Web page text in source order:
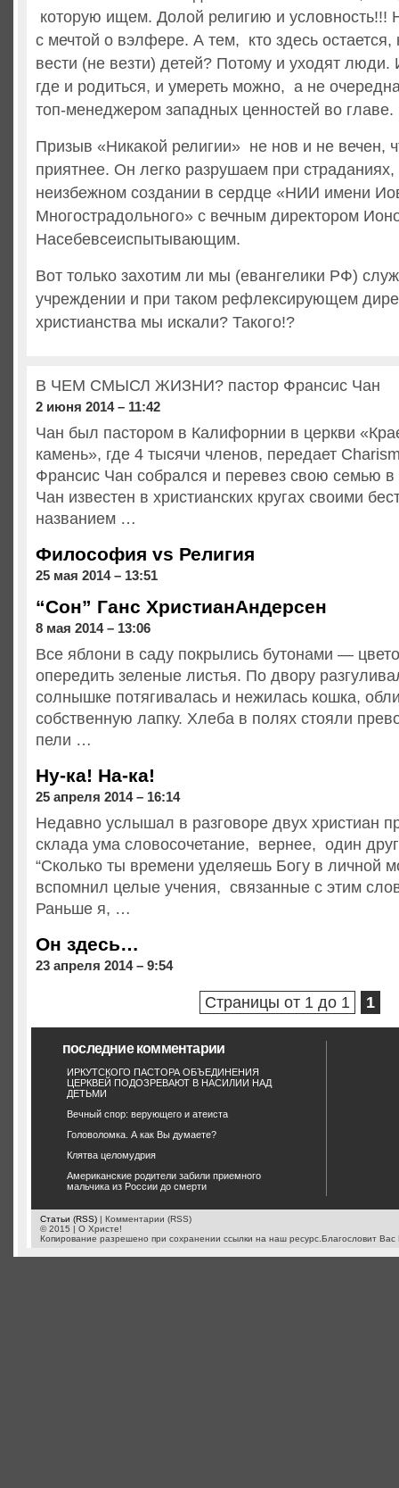
которую ищем. Долой религию и условность!!!
с мечтой о вэлфере. А тем, кто здесь остается,
вести (не везти) детей? Потому и уходят
где и родиться, и умереть можно, а не
топ-менеджером западных ценностей во главе.
Призыв «Никакой религии» не нов и не вечен,
приятнее. Он легко разрушаем при
неизбежном создании в сердце «НИИ имени
Многострадольного» с вечным директором
Насебевсеиспытывающим.
Вот только захотим ли мы (евангелики РФ)
учреждении и при таком рефлексирующем
христианства мы искали? Такого!?
В ЧЕМ СМЫСЛ ЖИЗНИ? пастор Франсис Чан
2 июня 2014 – 11:42
Чан был пастором в Калифорнии в церкви
камень», где 4 тысячи членов, передает
Франсис Чан собрался и перевез свою семью
Чан известен в христианских кругах своими
названием …
Философия vs Религия
25 мая 2014 – 13:51
“Сон” Ганс ХристианАндерсен
8 мая 2014 – 13:06
Все яблони в саду покрылись бутонами —
опередить зеленые листья. По двору
солнышке потягивалась и нежилась кошка,
собственную лапку. Хлеба в полях стояли
пели …
Ну-ка! На-ка!
25 апреля 2014 – 16:14
Недавно услышал в разговоре двух христиан
склада ума словосочетание, вернее, один
“Сколько ты времени уделяешь Богу в личной
вспомнил целые учения, связанные с этим
Раньше я, …
Он здесь…
23 апреля 2014 – 9:54
Страницы от 1 до 1 1
последние комментарии
ИРКУТСКОГО ПАСТОРА ОБЪЕДИНЕНИЯ
ЦЕРКВЕЙ ПОДОЗРЕВАЮТ В НАСИЛИИ НАД
ДЕТЬМИ
Вечный спор: верующего и атеиста
Головоломка. А как Вы думаете?
Клятва целомудрия
Американские родители забили приемного
мальчика из России до смерти
Статьи (RSS) | Комментарии (RSS)
© 2015 | О Христе!
Копирование разрешено при сохранении ссылки на наш ресурс.Благословит Вас